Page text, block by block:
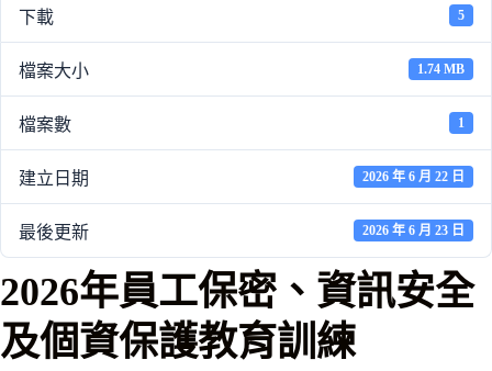
下載 5
檔案大小 1.74 MB
檔案數 1
建立日期 2026 年 6 月 22 日
最後更新 2026 年 6 月 23 日
2026年員工保密、資訊安全
及個資保護教育訓練